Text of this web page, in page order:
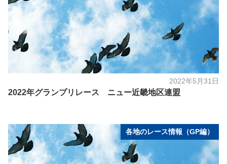
2022年5月31日
2022年グランプリレース ニュー近畿地区連盟
各地のレース情報（GP編）